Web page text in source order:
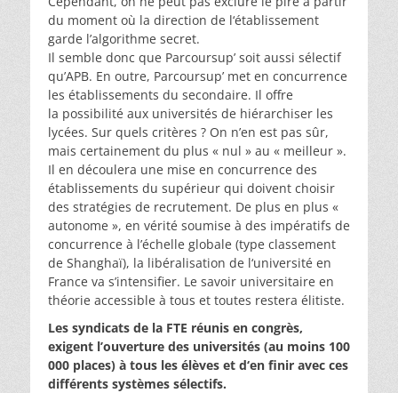
du moment où la direction de l‘établissement
garde l’algorithme secret.
Il semble donc que Parcoursup’ soit aussi sélectif
qu’APB. En outre, Parcoursup’ met en concurrence
les établissements du secondaire. Il offre
la possibilité aux universités de hiérarchiser les
lycées. Sur quels critères ? On n’en est pas sûr,
mais certainement du plus « nul » au « meilleur ».
Il en découlera une mise en concurrence des
établissements du supérieur qui doivent choisir
des stratégies de recrutement. De plus en plus «
autonome », en vérité soumise à des impératifs de
concurrence à l’échelle globale (type classement
de Shanghaï), la libéralisation de l‘université en
France va s’intensifier. Le savoir universitaire en
théorie accessible à tous et toutes restera élitiste.
Les syndicats de la FTE réunis en congrès,
exigent l’ouverture des universités (au moins 100
000 places) à tous les élèves et d‘en finir avec ces
différents systèmes sélectifs.